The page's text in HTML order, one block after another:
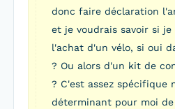
donc faire déclaration
et je voudrais savoir si
l'achat d'un vélo, si oui
? Ou alors d'un kit de
? C'est assez spécifique
déterminant pour moi de